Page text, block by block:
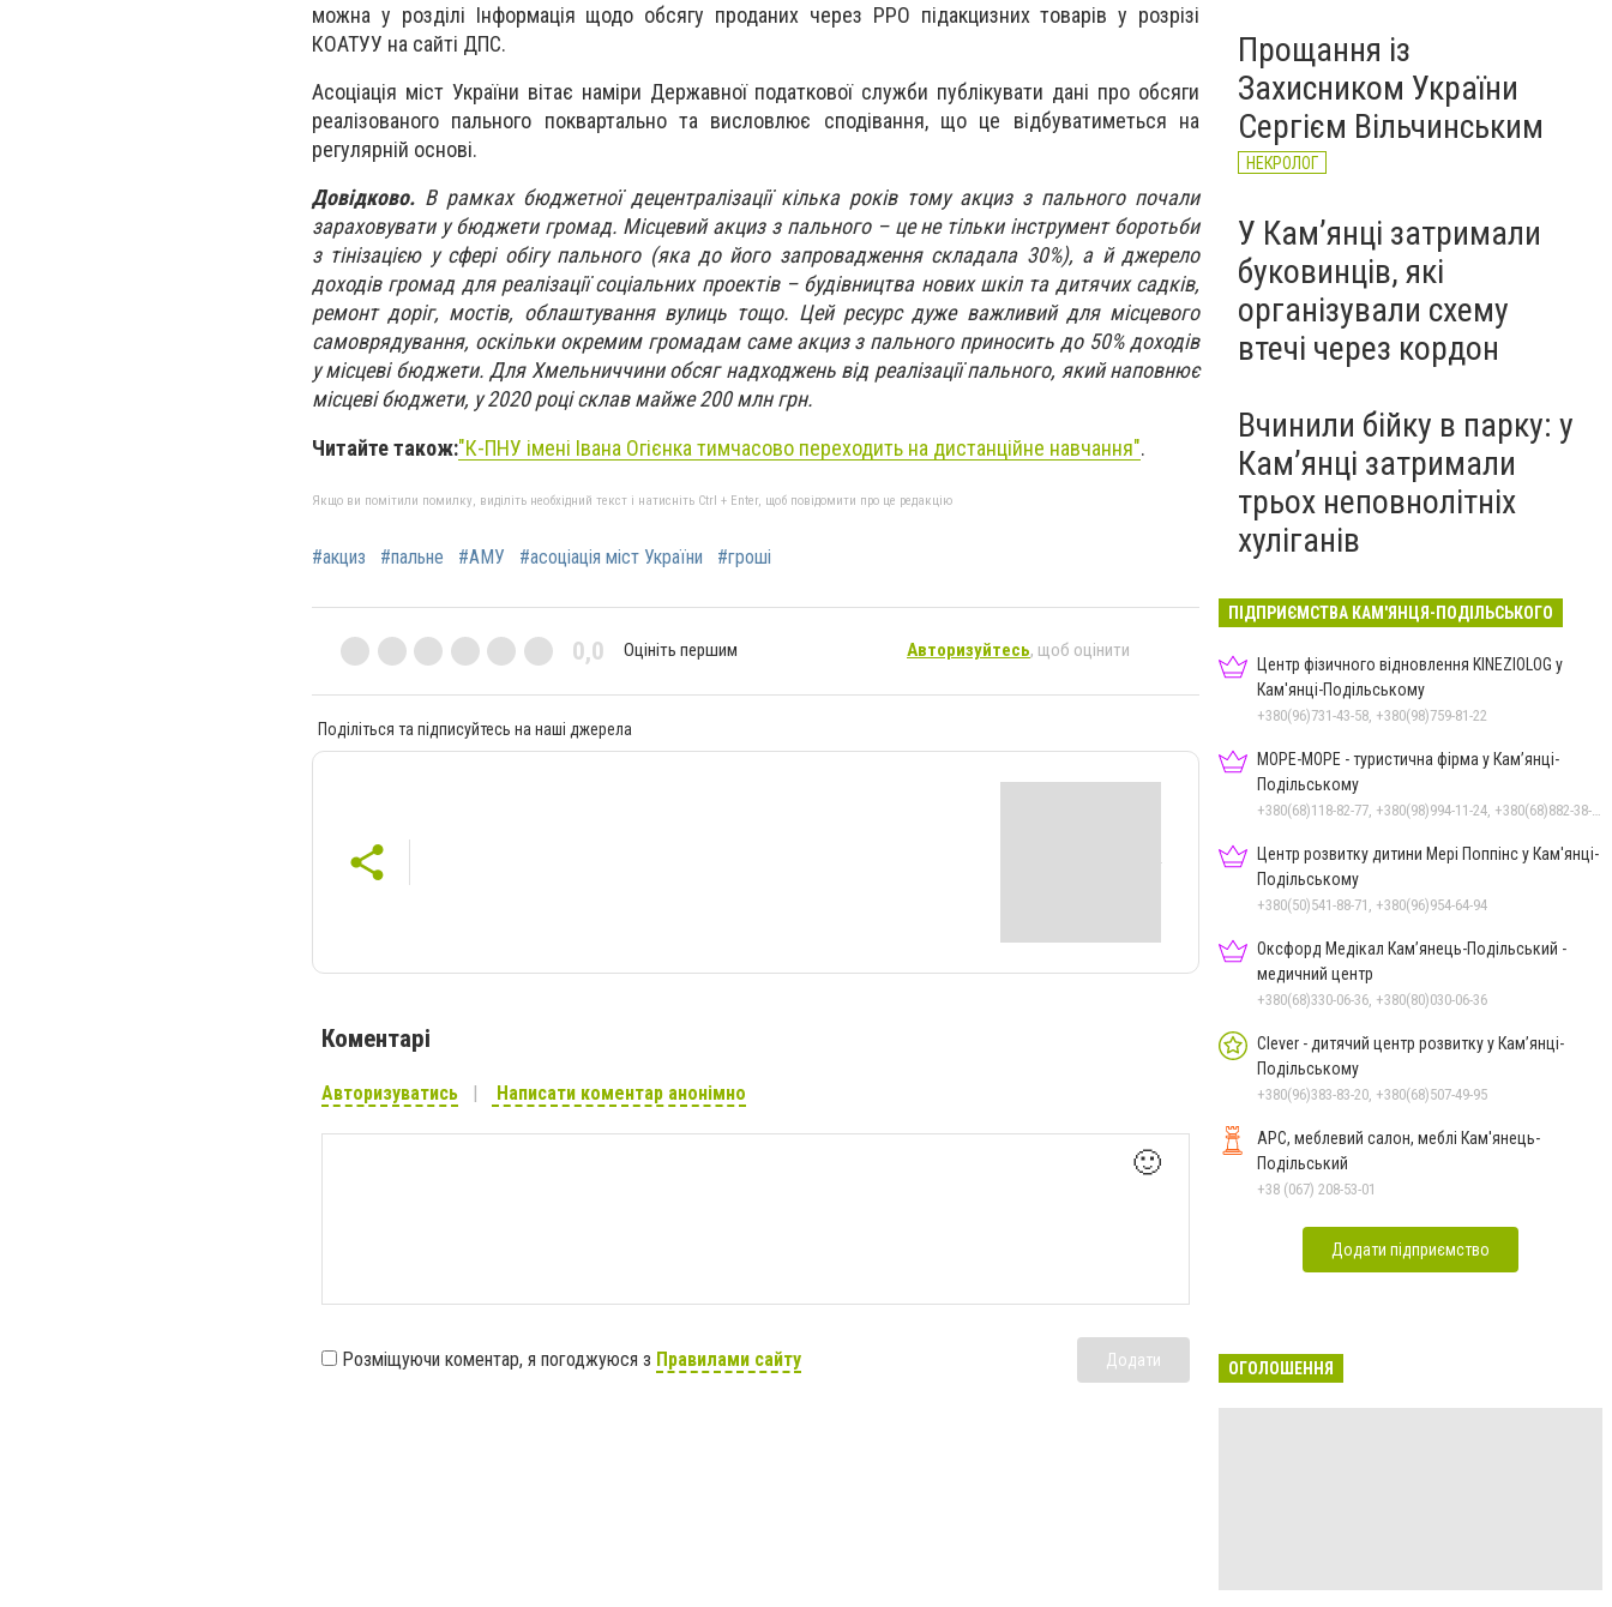
можна у розділі Інформація щодо обсягу проданих через РРО підакцизних товарів у розрізі
КОАТУУ на сайті ДПС.
Асоціація міст України вітає наміри Державної податкової служби публікувати дані про обсяги
реалізованого пального поквартально та висловлює сподівання, що це відбуватиметься на
регулярній основі.
Довідково. В рамках бюджетної децентралізації кілька років тому акциз з пального почали
зараховувати у бюджети громад. Місцевий акциз з пального – це не тільки інструмент боротьби
з тінізацією у сфері обігу пального (яка до його запровадження складала 30%), а й джерело
доходів громад для реалізації соціальних проектів – будівництва нових шкіл та дитячих садків,
ремонт доріг, мостів, облаштування вулиць тощо. Цей ресурс дуже важливий для місцевого
самоврядування, оскільки окремим громадам саме акциз з пального приносить до 50% доходів
у місцеві бюджети. Для Хмельниччини обсяг надходжень від реалізації пального, який наповнює
місцеві бюджети, у 2020 році склав майже 200 млн грн.
Читайте також:"К-ПНУ імені Івана Огієнка тимчасово переходить на дистанційне навчання".
Якщо ви помітили помилку, виділіть необхідний текст і натисніть Ctrl + Enter, щоб повідомити про це редакцію
#акциз #пальне #АМУ #асоціація міст України #гроші
0,0 Оцініть першим Авторизуйтесь, щоб оцінити
Поділіться та підписуйтесь на наші джерела
Коментарі
Авторизуватись Написати коментар анонімно
🙂
Розміщуючи коментар, я погоджуюся з Правилами сайту Додати
Прощання із
Захисником України
Сергієм Вільчинським
НЕКРОЛОГ
У Кам’янці затримали
буковинців, які
організували схему
втечі через кордон
Вчинили бійку в парку: у
Кам’янці затримали
трьох неповнолітніх
хуліганів
ПІДПРИЄМСТВА КАМ'ЯНЦЯ-ПОДІЛЬСЬКОГО
Центр фізичного відновлення KINEZIOLOG у
Кам'янці-Подільському
+380(96)731-43-58, +380(98)759-81-22
МОРЕ-МОРЕ - туристична фірма у Кам’янці-
Подільському
+380(68)118-82-77, +380(98)994-11-24, +380(68)882-38-28
Центр розвитку дитини Мері Поппінс у Кам'янці-
Подільському
+380(50)541-88-71, +380(96)954-64-94
Оксфорд Медікал Кам’янець-Подільський -
медичний центр
+380(68)330-06-36, +380(80)030-06-36
Clever - дитячий центр розвитку у Кам’янці-
Подільському
+380(96)383-83-20, +380(68)507-49-95
АРС, меблевий салон, меблі Кам'янець-
Подільський
+38 (067) 208-53-01
Додати підприємство
ОГОЛОШЕННЯ